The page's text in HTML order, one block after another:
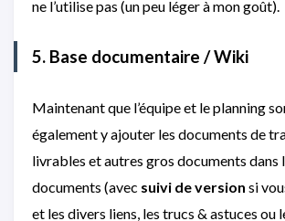
ne l’utilise pas (un peu léger à mon goût).
5. Base documentaire / Wiki
Maintenant que l’équipe et le planning
également y ajouter les documents de
livrables et autres gros documents dans
documents (avec suivi de version si
et les divers liens, les trucs & astuces ou